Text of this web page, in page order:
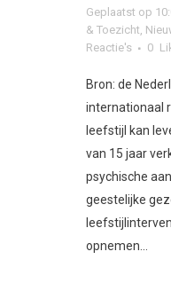
Geplaatst op
& Toezicht
Reactie's
0
Bron: de
internationaal
leefstijl kan
van 15 jaar
psychische
geestelijke
opnemen...